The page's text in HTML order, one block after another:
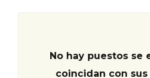
No hay puestos se
coincidan con